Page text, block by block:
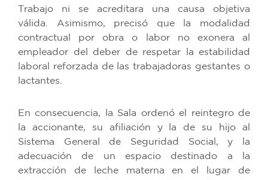
Trabajo ni se acreditara una causa objetiva
válida. Asimismo, precisó que la modalidad
contractual por obra o labor no exonera al
empleador del deber de respetar la estabilidad
laboral reforzada de las trabajadoras gestantes o
lactantes.
En consecuencia, la Sala ordenó el reintegro de
la accionante, su afiliación y la de su hijo al
Sistema General de Seguridad Social, y la
adecuación de un espacio destinado a la
extracción de leche materna en el lugar de